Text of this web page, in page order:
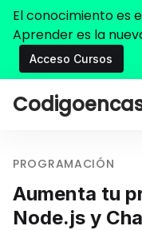
El conocimiento es
Aprender es la
Acceso Cursos
PROGRAMACIÓN
Aumenta tu
Node.js y